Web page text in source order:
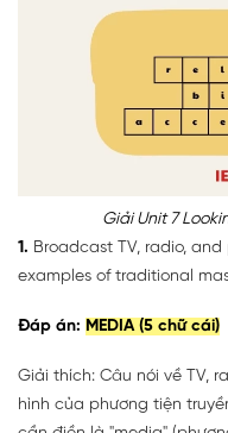
Giải Unit 7
1. Broadcast TV, radio,
examples of traditional
Đáp án: MEDIA (5 chữ cái)
Giải thích: Câu nói về TV,
hình của phương tiện